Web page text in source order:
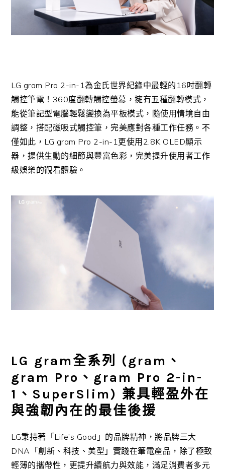
LG gram Pro 2-in-1為金氏世界紀錄中最輕的16吋翻轉
觸控筆電！360度翻轉觸控螢幕，擁有五種翻轉模式，
能從筆記型電腦輕鬆變換為平板模式，隨使用情境自由
調整，搭配磁吸式觸控筆，完美應對各種工作任務。不
僅如此，LG gram Pro 2-in-1更使用2.8K OLED顯示
器，提供生動的細節與豐富色彩，完美提升使用者工作
級娛樂的觀看體驗。
LG gram全系列 (gram、
gram Pro、gram Pro 2-in-
1、SuperSlim) 兼具輕盈外在
與強韌內在的最佳後援
LG秉持著「Life’s Good」的品牌精神，將品牌三大
DNA「創新、科技、美型」實踐在筆電產品，除了極致
輕薄的攜帶性，更提升續航力與效能，滿足消費者多元